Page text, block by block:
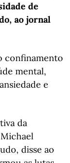
de
ao jornal
confinamento
mental,
e
da
disse ao